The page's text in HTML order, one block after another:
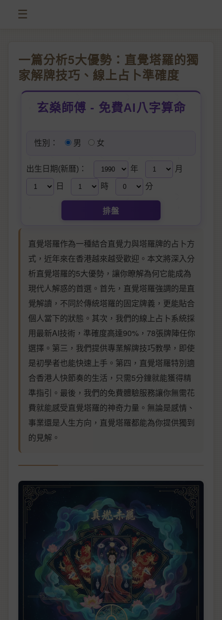
☰
一篇分析5大優勢：直覺塔羅的獨
家解牌技巧、線上占卜準確度
玄燊師傅 - 免費AI八字算命
性別： 男 女
出生日期(新曆)： 年 月
日 時 分
排盤
直覺塔羅作為一種結合直覺力與塔羅牌的占卜方
式，近年來在香港越來越受歡迎。本文將深入分
析直覺塔羅的5大優勢，讓你瞭解為何它能成為
現代人解惑的首選。首先，直覺塔羅強調的是直
覺解讀，不同於傳統塔羅的固定牌義，更能貼合
個人當下的狀態。其次，我們的線上占卜系統採
用最新AI技術，準確度高達90%，78張牌陣任你
選擇。第三，我們提供專業解牌技巧教學，即使
是初學者也能快速上手。第四，直覺塔羅特別適
合香港人快節奏的生活，只需5分鐘就能獲得精
準指引。最後，我們的免費體驗服務讓你無需花
費就能感受直覺塔羅的神奇力量。無論是感情、
事業還是人生方向，直覺塔羅都能為你提供獨到
的見解。